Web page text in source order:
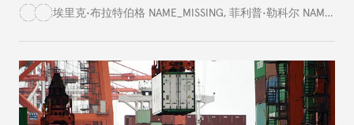
存在各种隐患和局限。
埃里克•布拉特伯格 NAME_MISSING, 菲利普•勒科尔 NAME_MISSING